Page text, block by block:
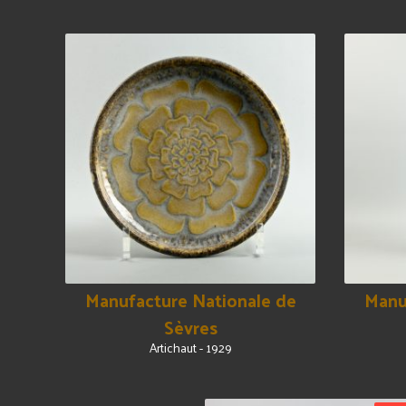
Manufacture Nationale de
Sèvres
Artichaut - 1929